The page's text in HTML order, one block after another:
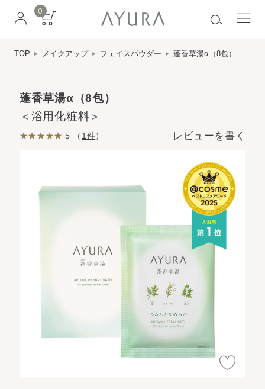
0
TOP メイクアップ フェイスパウダー 蓬香草湯α（8包）
蓬香草湯α（8包）
＜浴用化粧料＞
5 （ 1件） レビューを書く